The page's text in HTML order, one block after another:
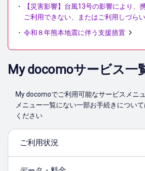
【災害影響】台風13号の影響により、
ご利用できない、またはご利用しづら
令和８年熊本地震に伴う支援措置
My docomoサービス一
My docomoでご利用可能なサービスメニ
メニュー一覧にない一部お手続きについて
ください
ご利用状況